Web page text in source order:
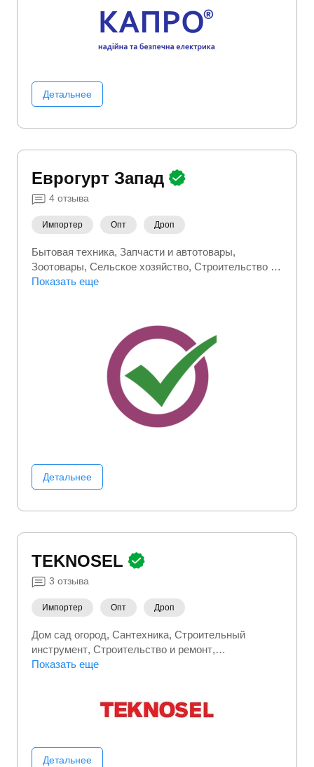
Детальнее
Еврогурт Запад
4 отзыва
Импортер Опт Дроп
Бытовая техника Запчасти и автотовары
Зоотовары Сельское хозяйство Строительство и
ремонт
Показать еще
Детальнее
TEKNOSEL
3 отзыва
Импортер Опт Дроп
Дом сад огород Сантехника Строительный
инструмент Строительство и ремонт
Стройматериалы
Показать еще
Детальнее